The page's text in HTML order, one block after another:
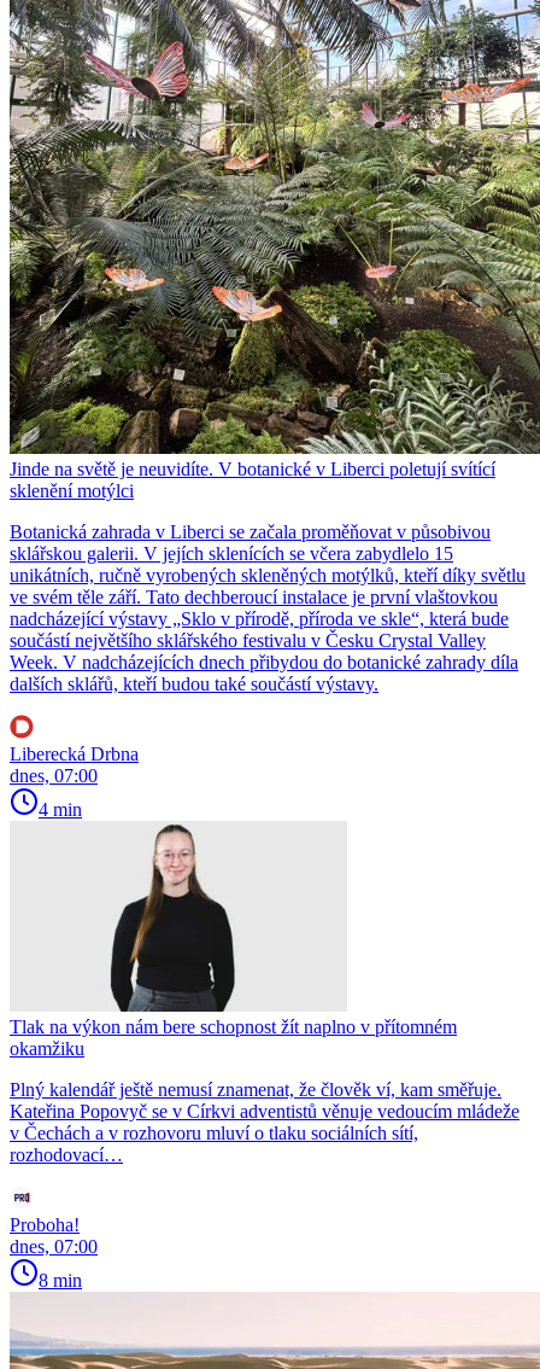
Jinde na světě je neuvidíte. V botanické v Liberci poletují svítící
sklenění motýlci
Botanická zahrada v Liberci se začala proměňovat v působivou
sklářskou galerii. V jejích sklenících se včera zabydlelo 15
unikátních, ručně vyrobených skleněných motýlků, kteří díky světlu
ve svém těle září. Tato dechberoucí instalace je první vlaštovkou
nadcházející výstavy „Sklo v přírodě, příroda ve skle“, která bude
součástí největšího sklářského festivalu v Česku Crystal Valley
Week. V nadcházejících dnech přibydou do botanické zahrady díla
dalších sklářů, kteří budou také součástí výstavy.
Liberecká Drbna
dnes, 07:00
4 min
Tlak na výkon nám bere schopnost žít naplno v přítomném
okamžiku
Plný kalendář ještě nemusí znamenat, že člověk ví, kam směřuje.
Kateřina Popovyč se v Církvi adventistů věnuje vedoucím mládeže
v Čechách a v rozhovoru mluví o tlaku sociálních sítí,
rozhodovací…
Proboha!
dnes, 07:00
8 min